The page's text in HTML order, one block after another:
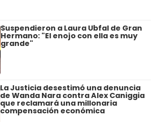
Suspendieron a Laura Ubfal de Gran
Hermano: "El enojo con ella es muy
grande"
La Justicia desestimó una denuncia
de Wanda Nara contra Alex Caniggia
que reclamará una millonaria
compensación económica